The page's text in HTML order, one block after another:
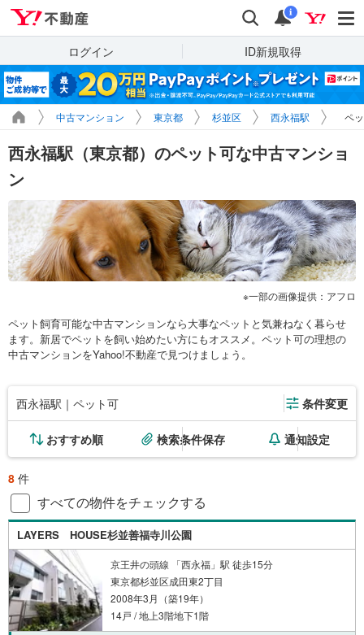
検索 通知
i
ログイン ID新規取得
中古マンション 東京都 杉並区 西永福駅 ペ
西永福駅（東京都）のペット可な中古マンショ
ン
一部の画像提供：アフロ
ペット飼育可能な中古マンションなら大事なペットと気兼ねなく暮らせ
ます。新居でペットを飼い始めたい方にもオススメ。ペット可の理想の
中古マンションをYahoo!不動産で見つけましょう。
西永福駅｜ペット可 条件変更
おすすめ順 検索条件保存 通知設定
8 件
すべての物件をチェックする
LAYERS HOUSE杉並善福寺川公園
京王井の頭線 「西永福」駅 徒歩15分
東京都杉並区成田東2丁目
2008年3月（築19年）
14戸 / 地上3階地下1階